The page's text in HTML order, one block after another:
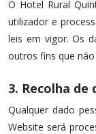
O Hotel Rural
utilizador e
leis em vigor. Os
outros fins que
3. Recolha
Qualquer dado
Website será